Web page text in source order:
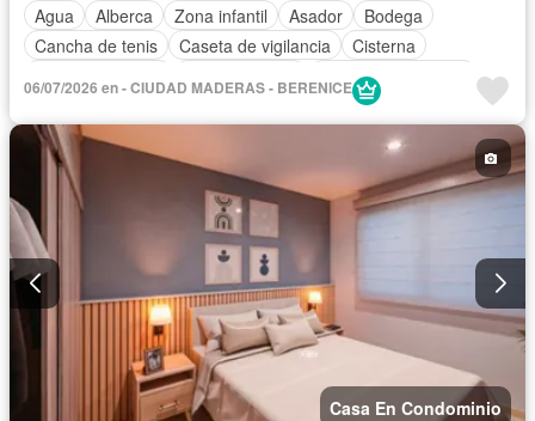
Agua
Alberca Zona infantil Asador
Bodega
Cancha de tenis
Caseta de vigilancia
Cisterna
Cuarto de Limpieza
Estacionamiento
Gimnasio
Recámara con closet
Sala polivalente
Seguridad
06/07/2026 en - CIUDAD MADERAS - BERENICE
Casa En Condominio